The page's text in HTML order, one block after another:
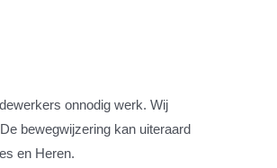
onnodig werk. Wij
bewegwijzering kan uiteraard
en Heren.